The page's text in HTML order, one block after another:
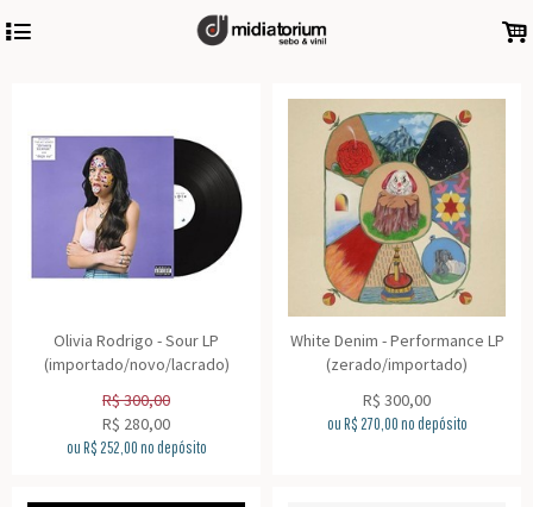
4 .
Olivia Rodrigo - Sour LP
(importado/novo/lacrado)
R$300,00
R$ 280,00
ou R$ 252,00no depósito
White Denim - Performance LP
(zerado/importado)
R$ 300,00
ou R$ 270,00no depósito